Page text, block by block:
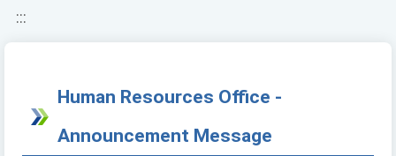
:::
Human Resources Office -
Announcement Message